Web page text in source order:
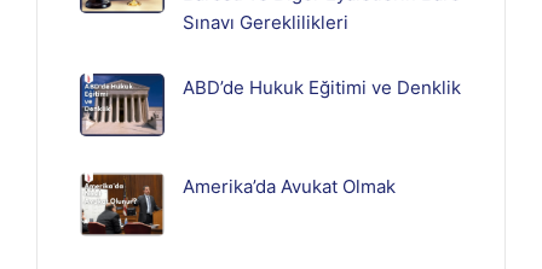
Sınavı Gereklilikleri
ABD’de Hukuk Eğitimi ve Denklik
Amerika’da Avukat Olmak